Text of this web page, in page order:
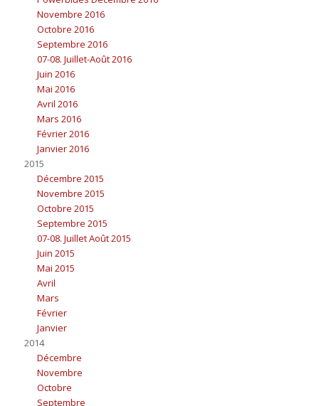
Novembre 2016
Octobre 2016
Septembre 2016
07-08. Juillet-Août 2016
Juin 2016
Mai 2016
Avril 2016
Mars 2016
Février 2016
Janvier 2016
2015
Décembre 2015
Novembre 2015
Octobre 2015
Septembre 2015
07-08. Juillet Août 2015
Juin 2015
Mai 2015
Avril
Mars
Février
Janvier
2014
Décembre
Novembre
Octobre
Septembre